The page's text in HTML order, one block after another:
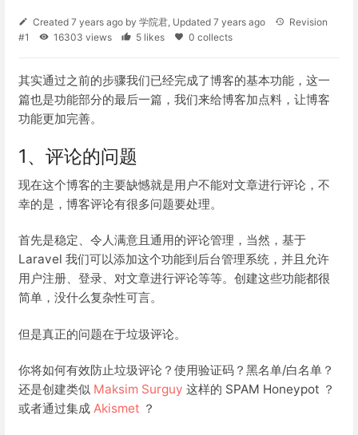
Created 7 years ago by 学院君, Updated 7 years ago
Revision
#1
16303 views 5 likes 0 collects
其实通过之前的步骤我们已经完成了博客的基本功能，这一
篇也是功能部分的最后一篇，我们来给博客加点料，让博客
功能更加完善。
1、评论的问题
现在这个博客的主要缺憾就是用户不能对文章进行评论，不
幸的是，博客评论有很多问题要处理。
首先是稳定、令人满意且通用的评论管理，当然，基于
Laravel 我们可以添加这个功能到后台管理系统，并且允许
用户注册、登录、对文章进行评论等等。创建这些功能都很
简单，没什么复杂性可言。
但是真正的问题在于垃圾评论。
你将如何有效防止垃圾评论？使用验证码？黑名单/白名单？
还是创建类似 Maksim Surguy 这样的 SPAM Honeypot ？
或者通过集成 Akismet ？